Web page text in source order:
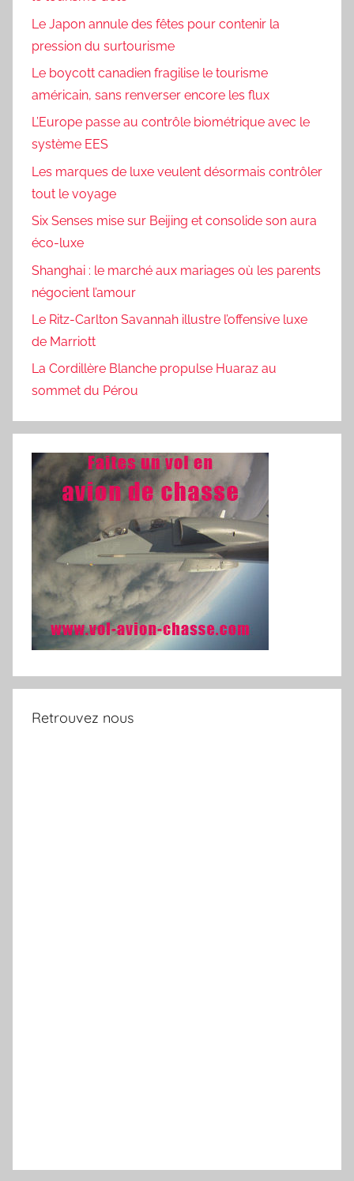
Le Japon annule des fêtes pour contenir la
pression du surtourisme
Le boycott canadien fragilise le tourisme
américain, sans renverser encore les flux
L’Europe passe au contrôle biométrique avec le
système EES
Les marques de luxe veulent désormais contrôler
tout le voyage
Six Senses mise sur Beijing et consolide son aura
éco-luxe
Shanghai : le marché aux mariages où les parents
négocient l’amour
Le Ritz-Carlton Savannah illustre l’offensive luxe
de Marriott
La Cordillère Blanche propulse Huaraz au
sommet du Pérou
Retrouvez nous